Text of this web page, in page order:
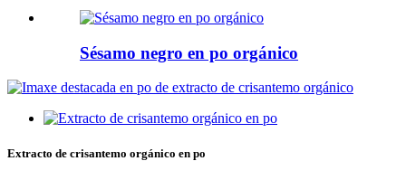
Sésamo negro en po orgánico
Extracto de crisantemo orgánico en po